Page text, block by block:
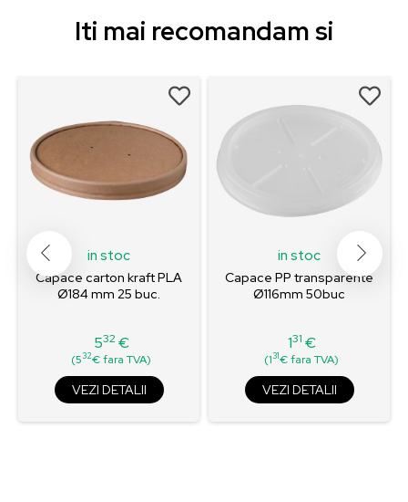
Iti mai recomandam si
in stoc
Capace carton kraft PLA
Ø184 mm 25 buc.
Pret
532 €
(532€ fara TVA)
VEZI DETALII
in stoc
Capace PP transparente
Ø116mm 50buc
Pret
131 €
(131€ fara TVA)
VEZI DETALII